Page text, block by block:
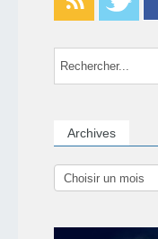
Archives